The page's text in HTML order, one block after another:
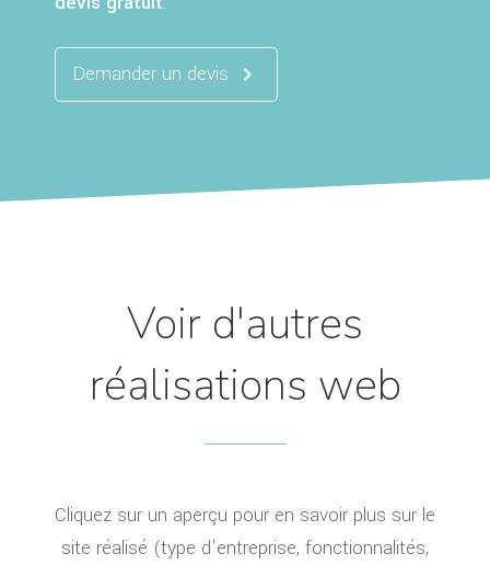
Demander un devis navigate_next
Voir d'autres
réalisations web
Cliquez sur un aperçu pour en savoir plus sur le
site réalisé (type d'entreprise, fonctionnalités,